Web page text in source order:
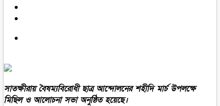
সাতক্ষীরায় বৈষম্যবিরোধী ছাত্র আন্দোলনের শহীদি মার্চ উপলক্ষে
মিছিল ও আলোচনা সভা অনুষ্ঠিত হয়েছে।